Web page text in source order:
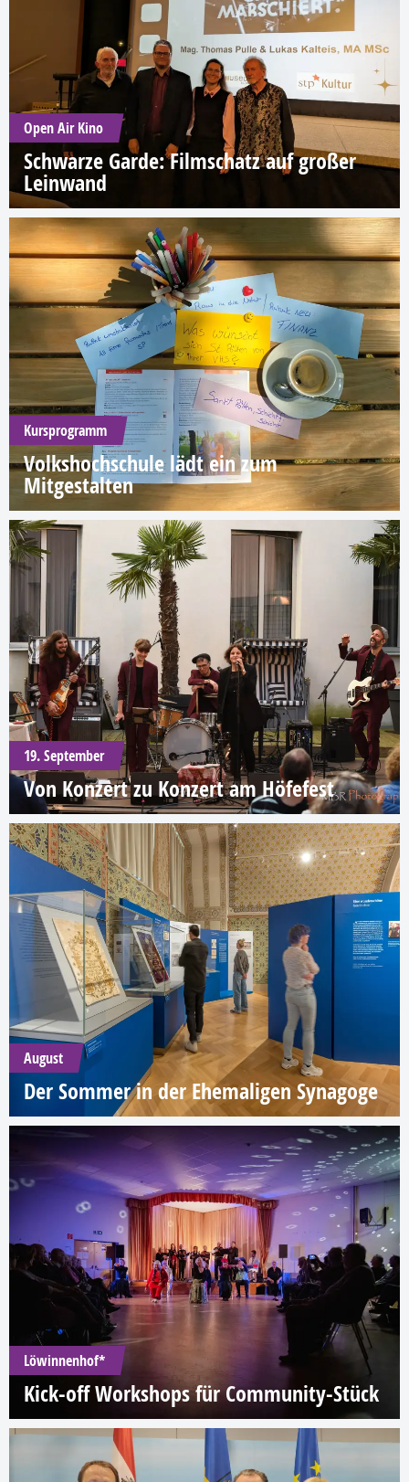
Open Air Kino
Schwarze Garde: Filmschatz auf großer
Leinwand
Kursprogramm
Volkshochschule lädt ein zum
Mitgestalten
19. September
Von Konzert zu Konzert am Höfefest
August
Der Sommer in der Ehemaligen Synagoge
Löwinnenhof*
Kick-off Workshops für Community-Stück